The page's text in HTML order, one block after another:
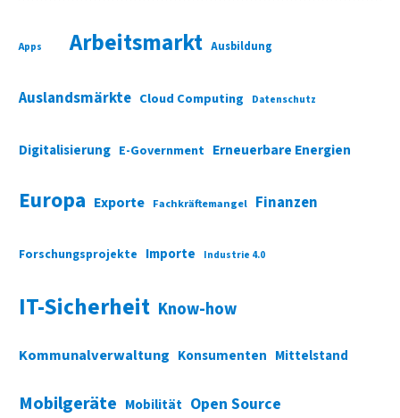
Apps Arbeitsmarkt Ausbildung
Auslandsmärkte Cloud Computing Datenschutz
Digitalisierung E-Government Erneuerbare Energien
Europa Exporte Fachkräftemangel Finanzen
Forschungsprojekte Importe Industrie 4.0
IT-Sicherheit Know-how
Kommunalverwaltung Konsumenten Mittelstand
Mobilgeräte Mobilität Open Source